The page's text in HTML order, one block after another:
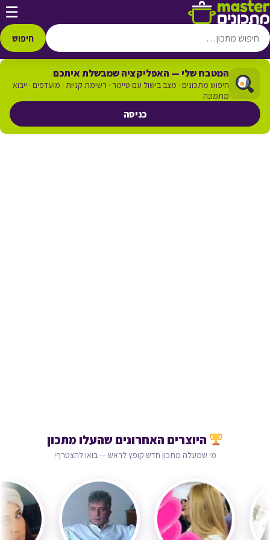
דלג לתוכן ☰
חיפוש
המטבח שלי — האפליקציה שמבשלת איתכם
חיפוש מתכונים · מצב בישול עם טיימר · רשימת קניות · מועדפים · ייבוא
מתמונה
כניסה
היוצרים האחרונים שהעלו מתכון
מי שמעלה מתכון חדש קופץ לראש — בואו להצטרף!